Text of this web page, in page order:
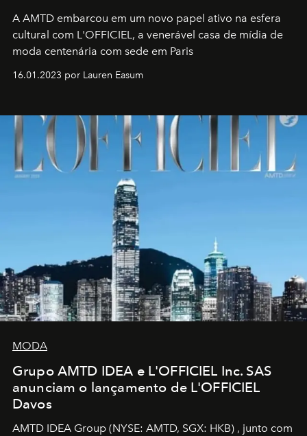
A AMTD embarcou em um novo papel ativo na esfera
cultural com L'OFFICIEL, a venerável casa de mídia de
moda centenária com sede em Paris
16.01.2023 por Lauren Easum
MODA
Grupo AMTD IDEA e L'OFFICIEL Inc. SAS
anunciam o lançamento de L'OFFICIEL
Davos
AMTD IDEA Group (NYSE: AMTD, SGX: HKB) , junto com